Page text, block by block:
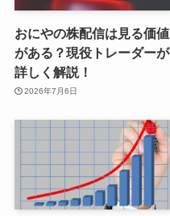
おにやの株配信は見る価値
がある？現役トレーダーが
詳しく解説！
2026年7月6日